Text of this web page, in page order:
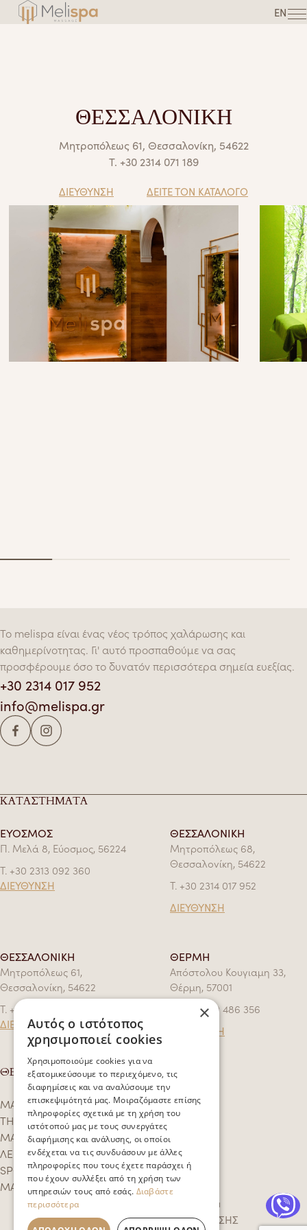
EN
ΘΕΣΣΑΛΟΝΙΚΗ
Μητροπόλεως 61, Θεσσαλονίκη, 54622
Τ. +30 2314 071 189
ΔΙΕΥΘΥΝΣΗ ΔΕΙΤΕ ΤΟΝ ΚΑΤΑΛΟΓΟ
Το melispa είναι ένας νέος τρόπος χαλάρωσης και
καθημερίνοτητας. Γι' αυτό προσπαθούμε να σας
προσφέρουμε όσο το δυνατόν περισσότερα σημεία ευεξίας.
+30 2314 017 952
info@melispa.gr
ΚΑΤΑΣΤΗΜΑΤΑ
ΕΥΟΣΜΟΣ
Π. Μελά 8, Εύοσμος, 56224
Τ. +30 2313 092 360
ΔΙΕΥΘΥΝΣΗ
ΘΕΣΣΑΛΟΝΙΚΗ
Μητροπόλεως 68,
Θεσσαλονίκη, 54622
Τ. +30 2314 017 952
ΔΙΕΥΘΥΝΣΗ
ΘΕΣΣΑΛΟΝΙΚΗ
Μητροπόλεως 61,
Θεσσαλονίκη, 54622
Τ. +30 2314 071 189
ΔΙΕΥΘΥΝΣΗ
ΘΕΡΜΗ
Απόστολου Κουγιαμη 33,
Θέρμη, 57001
+30 2310 486 356
ΔΙΕΥΘΥΝΣΗ
ΘΕΡΑΠΕΙΕΣ
MASSAGE 4 ΧΕΡΙΑ
THAI MASSAGE
MASSAGE ΑΡΩΜΑΤΟ-ΘΕΡΑΠΕΙΑΣ
ΛΕΜΦΙΚΟ ΜΑΣΑΖ ΑΠΟΤΟΞΙΝΩΣΗΣ
SPORTS MASSAGE
MASSAGE ΚΥΤΤΑΡΙΤΙΔΑΣ
COPYRIGHT © 2026 Melispa
ΠΟΛΙΤΙΚΗ ΕΠΙΣΤΡΟΦΗΣ/ΑΚΥΡΩΣΗΣ
×
Αυτός ο ιστότοπος
χρησιμοποιεί cookies
Χρησιμοποιούμε cookies για να
εξατομικεύσουμε το περιεχόμενο, τις
διαφημίσεις και να αναλύσουμε την
επισκεψιμότητά μας. Μοιραζόμαστε επίσης
πληροφορίες σχετικά με τη χρήση του
ιστότοπού μας με τους συνεργάτες
διαφήμισης και ανάλυσης, οι οποίοι
ενδέχεται να τις συνδυάσουν με άλλες
πληροφορίες που τους έχετε παράσχει ή
που έχουν συλλέξει από τη χρήση των
υπηρεσιών τους από εσάς. Διαβάστε
περισσότερα